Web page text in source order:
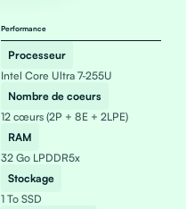
Performance
Processeur
Intel Core Ultra 7-255U
Nombre de coeurs
12 cœurs (2P + 8E + 2LPE)
RAM
32 Go LPDDR5x
Stockage
1 To SSD